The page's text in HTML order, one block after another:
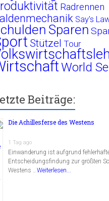
Radrennen
Say's
Sparen
Stützel Tour
World
Beiträge:
Die Achillesferse des Westens
1 Tag ago
Einwanderung ist aufgrund
Entscheidungsfindung zur größten
Westens …Weiterlesen...